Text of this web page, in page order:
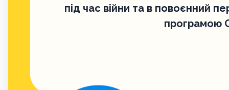
під час війни та в повоєнний
програмою